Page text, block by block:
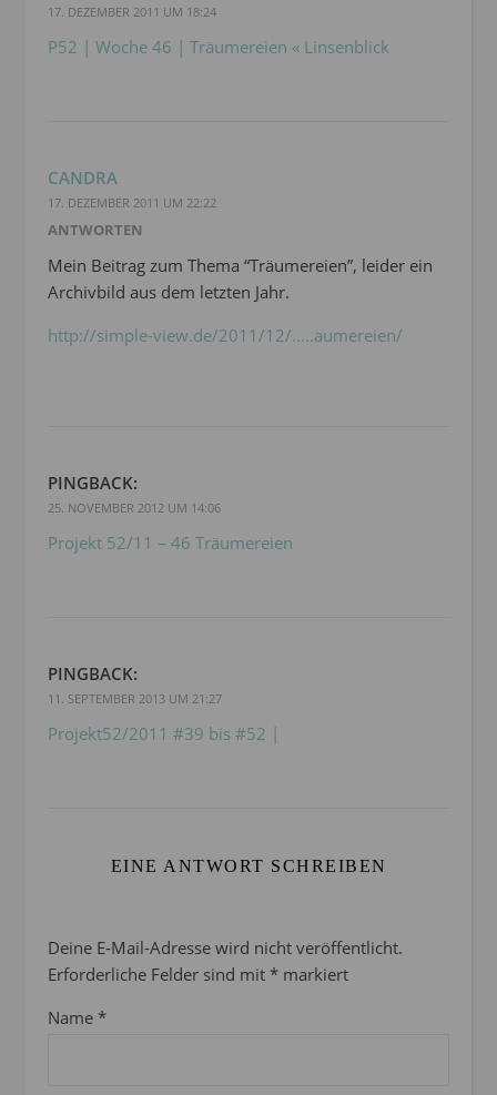
17. DEZEMBER 2011 UM 18:24
P52 | Woche 46 | Träumereien « Linsenblick
CANDRA
17. DEZEMBER 2011 UM 22:22
ANTWORTEN
Mein Beitrag zum Thema “Träumereien”, leider ein
Archivbild aus dem letzten Jahr.
http://simple-view.de/2011/12/.....aumereien/
PINGBACK:
25. NOVEMBER 2012 UM 14:06
Projekt 52/11 – 46 Träumereien
PINGBACK:
11. SEPTEMBER 2013 UM 21:27
Projekt52/2011 #39 bis #52 |
EINE ANTWORT SCHREIBEN
Deine E-Mail-Adresse wird nicht veröffentlicht.
Erforderliche Felder sind mit * markiert
Name *